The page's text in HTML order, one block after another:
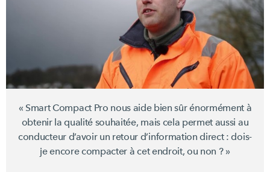
« SmartCompact Pro nous aide bien sûr énormément à
obtenir la qualité souhaitée, mais cela permet aussi au
conducteur d’avoir un retour d’informationdirect : dois-
je encore compacter à cet endroit, ou non ? »